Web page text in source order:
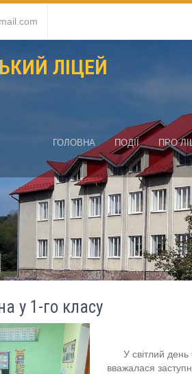
ЛІЦЕЙ
ГОЛОВНА ПОДІЇ ПРО
у 1-го класу
У світлий день
вважалася